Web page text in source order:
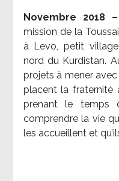
Novembre 2018 –
mission de la
à Levo, petit
nord du Kurdistan.
projets à mener
placent la fraternité
prenant le temps
comprendre la vie
les accueillent et